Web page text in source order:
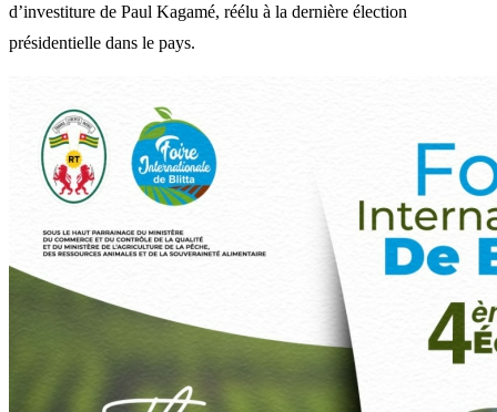
d’investiture de Paul Kagamé, réélu à la dernière élection
présidentielle dans le pays.